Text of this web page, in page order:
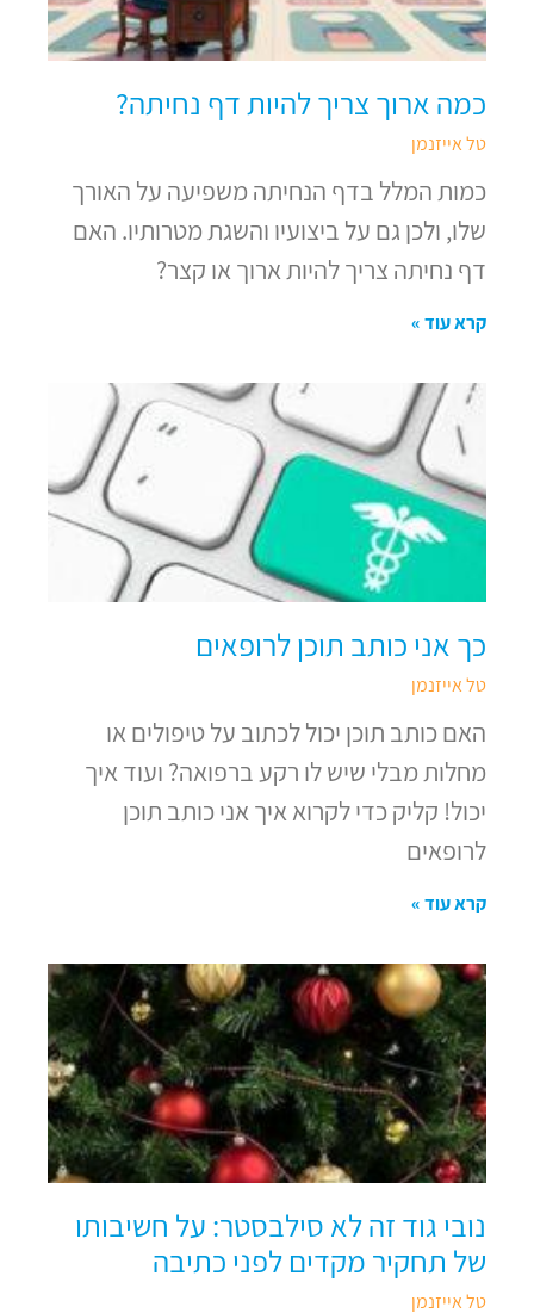
כמה ארוך צריך להיות דף נחיתה?
טל אייזנמן
כמות המלל בדף הנחיתה משפיעה על האורך
שלו, ולכן גם על ביצועיו והשגת מטרותיו. האם
דף נחיתה צריך להיות ארוך או קצר?
קרא עוד »
כך אני כותב תוכן לרופאים
טל אייזנמן
האם כותב תוכן יכול לכתוב על טיפולים או
מחלות מבלי שיש לו רקע ברפואה? ועוד איך
יכול! קליק כדי לקרוא איך אני כותב תוכן
לרופאים
קרא עוד »
נובי גוד זה לא סילבסטר: על חשיבותו
של תחקיר מקדים לפני כתיבה
טל אייזנמן